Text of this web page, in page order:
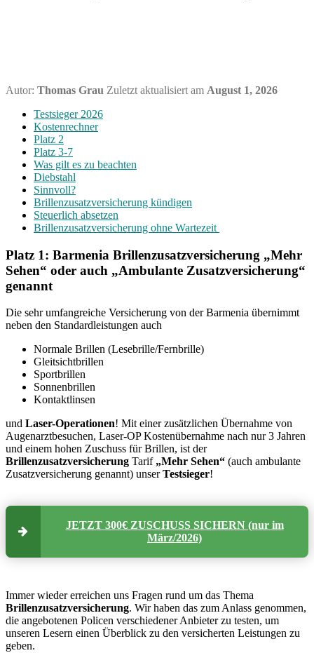
Autor: Thomas Grau Zuletzt aktualisiert am August 1, 2026
Testsieger 2026
Kostenrechner
Platz 2
Platz 3-7
Was gilt es zu beachten
Diebstahl
Sinnvoll?
Brillenzusatzversicherung kündigen
Steuerlich absetzen
Brillenzusatzversicherung ohne Wartezeit
Platz 1: Barmenia Brillenzusatzversicherung „Mehr
Sehen“ oder auch „Ambulante Zusatzversicherung“
genannt
Die sehr umfangreiche Versicherung von der Barmenia übernimmt
neben den Standardleistungen auch
Normale Brillen (Lesebrille/Fernbrille)
Gleitsichtbrillen
Sportbrillen
Sonnenbrillen
Kontaktlinsen
und Laser-Operationen! Mit einer zusätzlichen Übernahme von
Augenarztbesuchen, Laser-OP Kostenübernahme nach nur 3 Jahren
und einem hohen Zuschuss für Brillen, ist der
Brillenzusatzversicherung Tarif „Mehr Sehen“ (auch ambulante
Zusatzversicherung genannt) unserTestsieger!
JETZT 300€ ZUSCHUSS SICHERN (nur im
März/2026)
Immer wieder erreichen uns Fragen rund um das Thema
Brillenzusatzversicherung. Wir haben das zum Anlass genommen,
die angebotenen Policen verschiedener Anbieter zu testen, um
unseren Lesern einen Überblick zu den versicherten Leistungen zu
geben.